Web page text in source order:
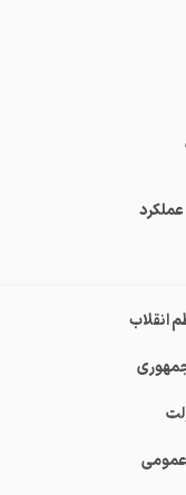
عملکرد
انقلاب
جمهوری